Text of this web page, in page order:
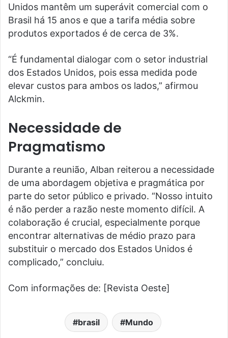
Unidos mantêm um superávit comercial com o
Brasil há 15 anos e que a tarifa média sobre
produtos exportados é de cerca de 3%.
“É fundamental dialogar com o setor industrial
dos Estados Unidos, pois essa medida pode
elevar custos para ambos os lados,” afirmou
Alckmin.
Necessidade de
Pragmatismo
Durante a reunião, Alban reiterou a necessidade
de uma abordagem objetiva e pragmática por
parte do setor público e privado. “Nosso intuito
é não perder a razão neste momento difícil. A
colaboração é crucial, especialmente porque
encontrar alternativas de médio prazo para
substituir o mercado dos Estados Unidos é
complicado,” concluiu.
Com informações de: [Revista Oeste]
brasil Mundo